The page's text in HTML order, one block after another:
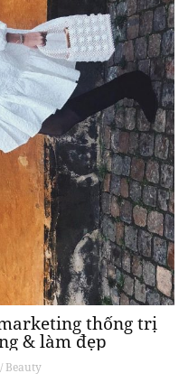
thống trị
& làm đẹp
Beauty